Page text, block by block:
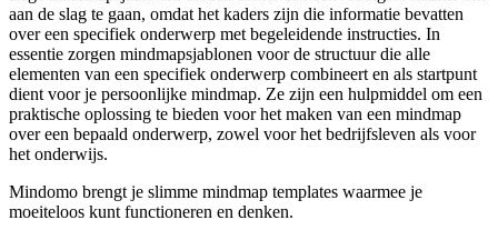
aan de slag te gaan, omdat het kaders zijn die informatie bevatten
over een specifiek onderwerp met begeleidende instructies. In
essentie zorgen mindmapsjablonen voor de structuur die alle
elementen van een specifiek onderwerp combineert en als startpunt
dient voor je persoonlijke mindmap. Ze zijn een hulpmiddel om een
praktische oplossing te bieden voor het maken van een mindmap
over een bepaald onderwerp, zowel voor het bedrijfsleven als voor
het onderwijs.
Mindomo brengt je slimme mindmap templates waarmee je
moeiteloos kunt functioneren en denken.